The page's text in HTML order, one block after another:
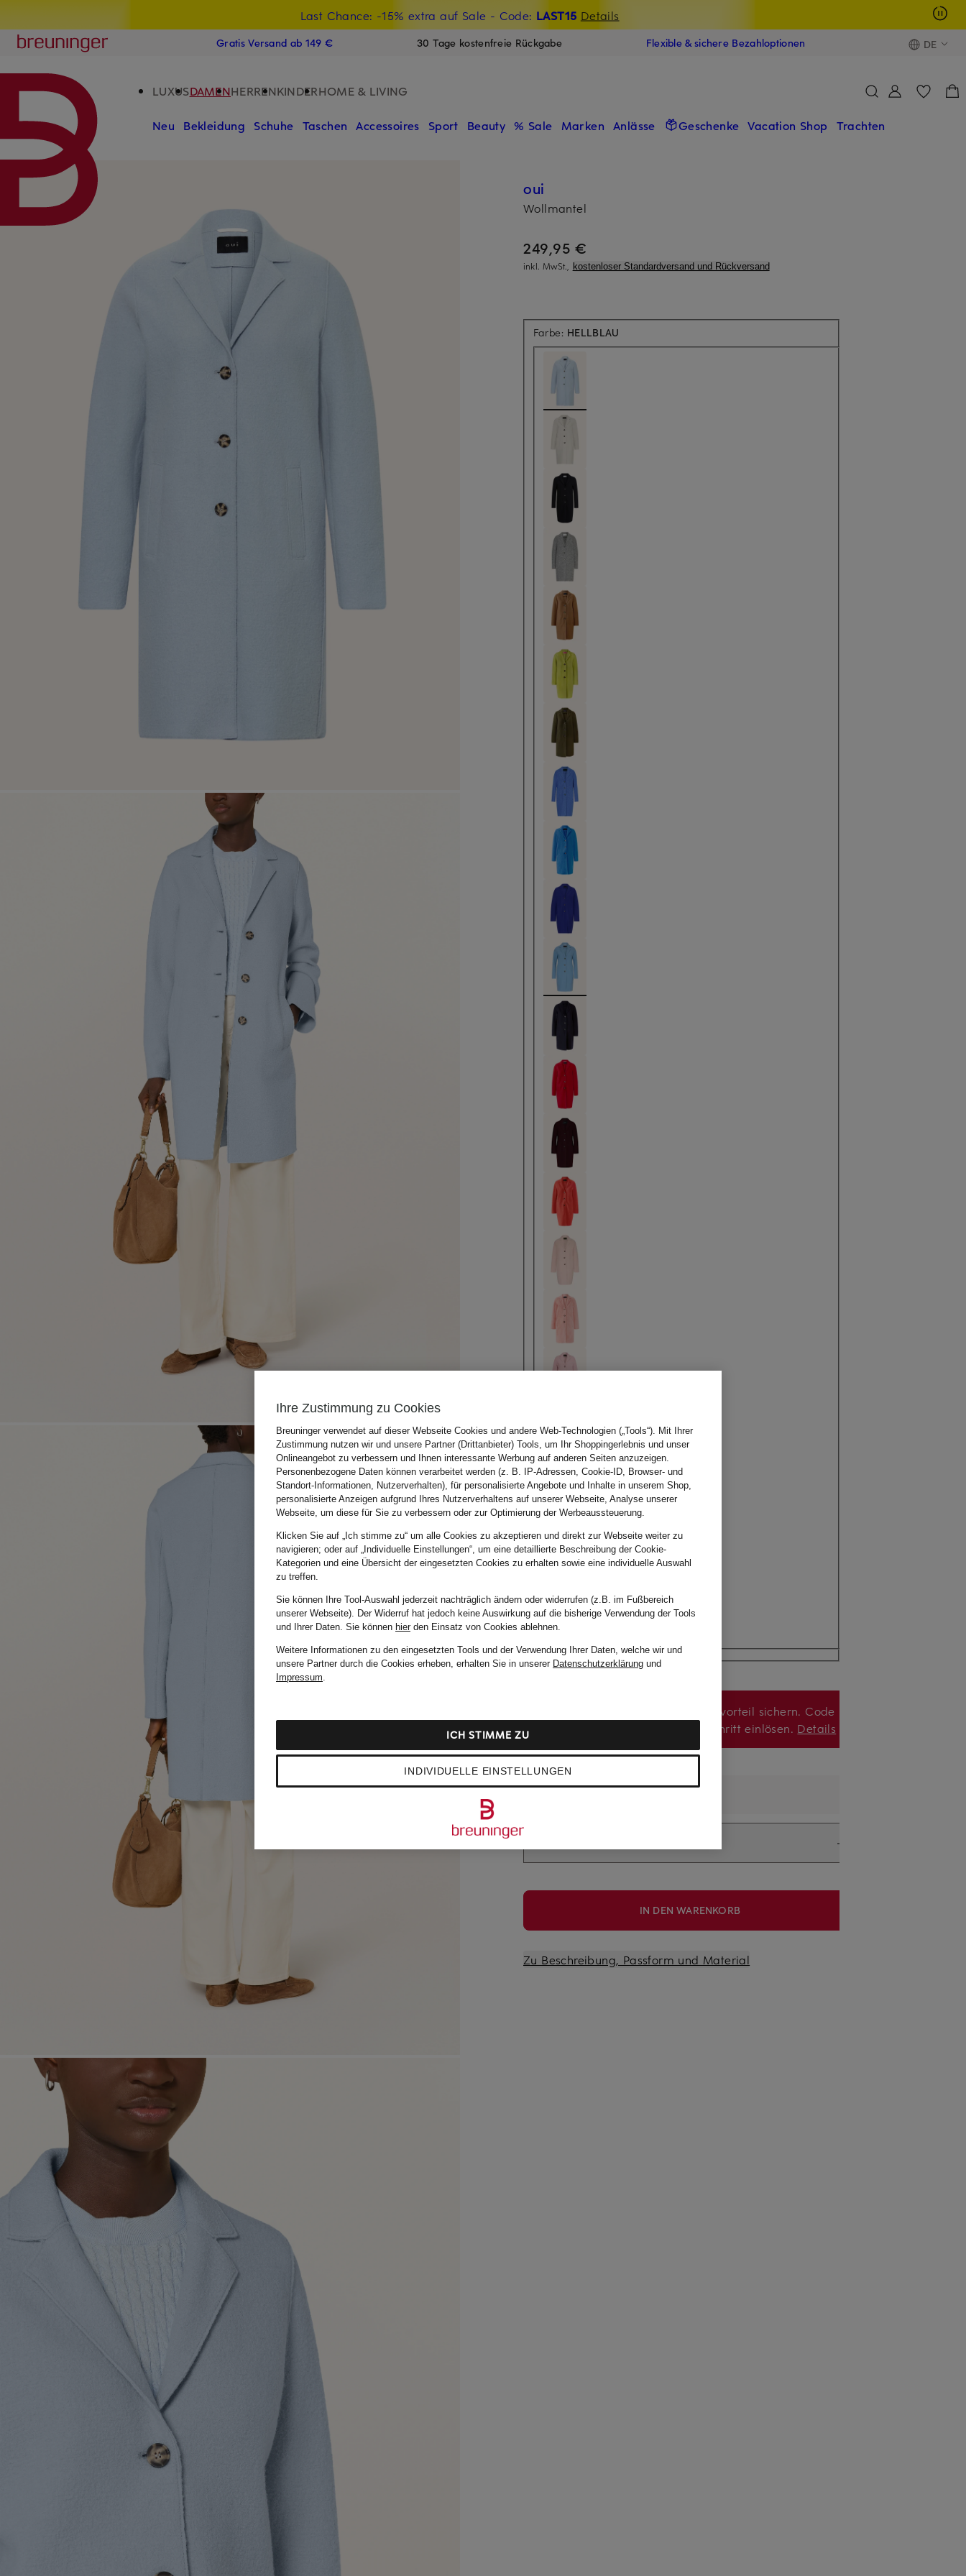
Last Chance: -15% extra auf Sale - Code: LAST15 Details
15€-Willkommensgutschein mit Beyond sichern
Breuninger
Gratis Versand ab 149 € 30 Tage kostenfreie Rückgabe Flexible & sichere Bezahloptionen DE
LUXUSDAMENHERRENKINDERHOME & LIVING
Neu Bekleidung Schuhe Taschen Accessoires Sport Beauty % Sale Marken Anlässe Geschenke Vacation Shop Trachten
oui
Wollmantel
249,95 €
inkl. MwSt., kostenloser Standardversand und Rückversand
Farbe: HELLBLAU
Jetzt Neukunde werden und Preisvorteil sichern. Code
im letzten Bestellschritt einlösen. Details
Größe
IN DEN WARENKORB
Zu Beschreibung, Passform und Material
Ihre Zustimmung zu Cookies
Breuninger verwendet auf dieser Webseite Cookies und andere Web-Technologien („Tools“). Mit Ihrer
Zustimmung nutzen wir und unsere Partner (Drittanbieter) Tools, um Ihr Shoppingerlebnis und unser
Onlineangebot zu verbessern und Ihnen interessante Werbung auf anderen Seiten anzuzeigen.
Personenbezogene Daten können verarbeitet werden (z. B. IP-Adressen, Cookie-ID, Browser- und
Standort-Informationen, Nutzerverhalten), für personalisierte Angebote und Inhalte in unserem Shop,
personalisierte Anzeigen aufgrund Ihres Nutzerverhaltens auf unserer Webseite, Analyse unserer
Webseite, um diese für Sie zu verbessern oder zur Optimierung der Werbeaussteuerung.
Klicken Sie auf „Ich stimme zu“ um alle Cookies zu akzeptieren und direkt zur Webseite weiter zu
navigieren; oder auf „Individuelle Einstellungen“, um eine detaillierte Beschreibung der Cookie-
Kategorien und eine Übersicht der eingesetzten Cookies zu erhalten sowie eine individuelle Auswahl
zu treffen.
Sie können Ihre Tool-Auswahl jederzeit nachträglich ändern oder widerrufen (z.B. im Fußbereich
unserer Webseite). Der Widerruf hat jedoch keine Auswirkung auf die bisherige Verwendung der Tools
und Ihrer Daten. Sie können hierden Einsatz von Cookies ablehnen.
Weitere Informationen zu den eingesetzten Tools und der Verwendung Ihrer Daten, welche wir und
unsere Partner durch die Cookies erheben, erhalten Sie in unserer Datenschutzerklärung und
Impressum.
INDIVIDUELLE EINSTELLUNGEN
ICH STIMME ZU